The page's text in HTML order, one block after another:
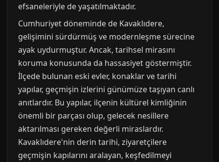
efsaneleriyle de yaşatılmaktadır.
Cumhuriyet döneminde de Kavaklıdere,
gelişimini sürdürmüş ve modernleşme sürecine
ayak uydurmuştur. Ancak, tarihsel mirasını
koruma konusunda da hassasiyet göstermiştir.
İlçede bulunan eski evler, konaklar ve tarihi
yapılar, geçmişin izlerini günümüze taşıyan canlı
anıtlardır. Bu yapılar, ilçenin kültürel kimliğinin
önemli bir parçası olup, gelecek nesillere
aktarılması gereken değerli miraslardır.
Kavaklıdere'nin derin tarihi, ziyaretçilere
geçmişin kapılarını aralayan, keşfedilmeyi